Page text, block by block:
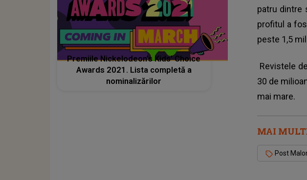
patru dintre
profitul a
peste 1,5
Revistele
30 de
mai mare.
MAI
Post
Premiile Nickelodeon’s Kids' Choice
Awards 2021. Lista completă a
nominalizărilor